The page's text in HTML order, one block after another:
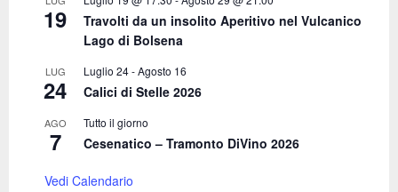
19
Travolti da un insolito Aperitivo nel Vulcanico
Lago di Bolsena
LUG
24
Luglio 24-Agosto 16
Calici di Stelle 2026
AGO
7
Tutto il giorno
Cesenatico – Tramonto DiVino 2026
Vedi Calendario